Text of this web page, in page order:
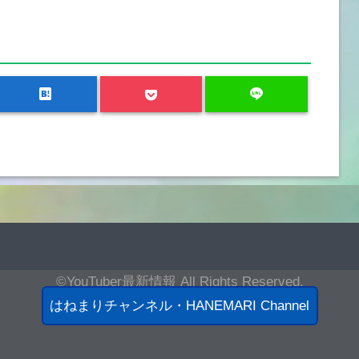
はねまりチャンネル・HANEMARI Channel
hatenabookmark line
©YouTuber最新情報 All Rights Reserved.
このサイトについて|お問合わせ| ログイン